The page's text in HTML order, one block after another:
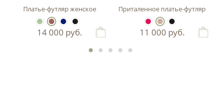
Платье-футляр женское
14 000 руб.
Приталенное платье-футляр
11 000 руб.